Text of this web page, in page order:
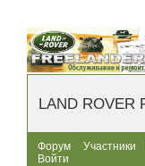
LAND ROVER
Форум Участники
Войти